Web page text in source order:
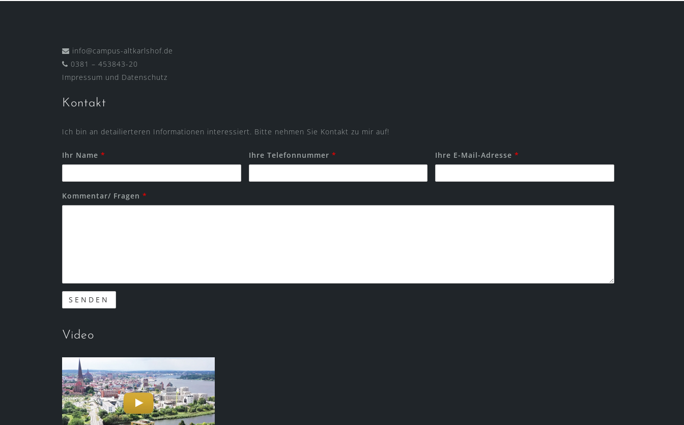
info@campus-altkarlshof.de
0381 – 453843-20
Impressum und Datenschutz
Kontakt
Ich bin an detailierteren Informationen interessiert. Bitte nehmen Sie Kontakt zu mir auf!
Ihr Name * Ihre Telefonnummer * Ihre E-Mail-Adresse*
Kommentar/ Fragen *
Video